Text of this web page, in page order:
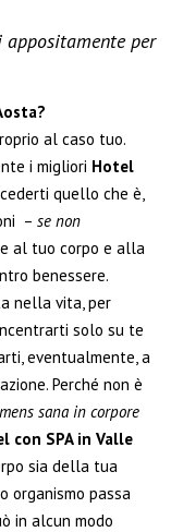
per
al caso tuo.
i migliori Hotel
quello che è,
– se non
al tuo corpo e alla
benessere.
nella vita, per
solo su te
eventualmente, a
Perché non è
mens sana in corpore
con SPA in Valle
sia della tua
organismo passa
in alcun modo